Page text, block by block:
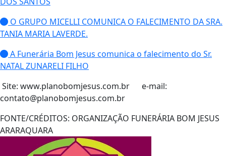
O GRUPO MICELLI COMUNICA O FALECIMENTO DA SRA.
TANIA MARIA LAVERDE.
A Funerária Bom Jesus comunica o falecimento do Sr.
NATAL ZUNARELI FILHO
Site: www.planobomjesus.com.br e-mail:
contato@planobomjesus.com.br
FONTE/CRÉDITOS: ORGANIZAÇÃO FUNERÁRIA BOM JESUS
ARARAQUARA